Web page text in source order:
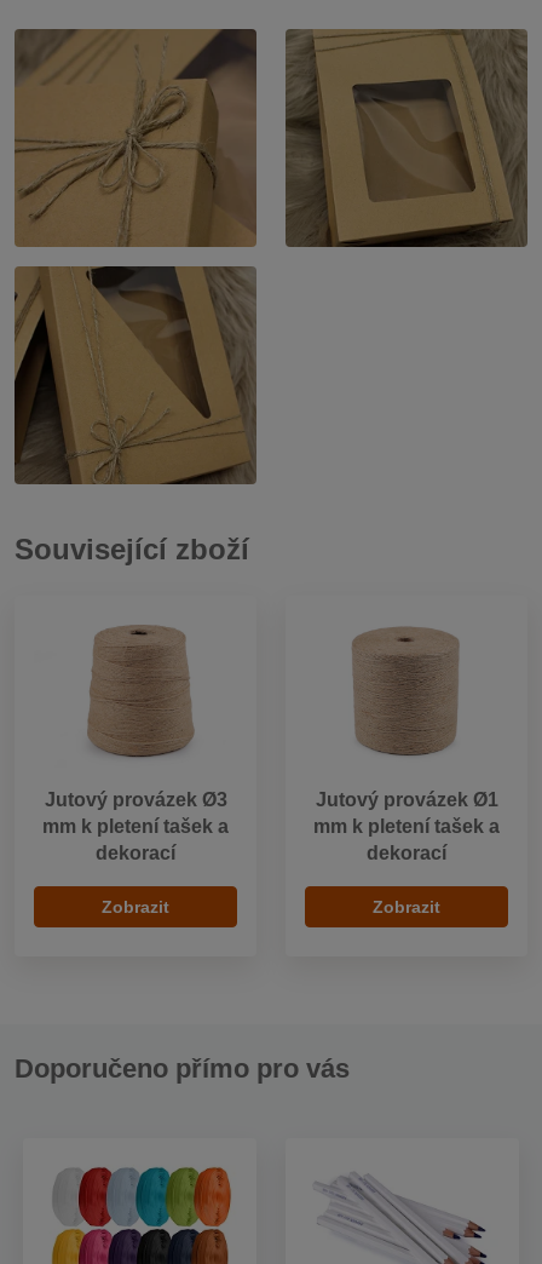
Související zboží
Jutový provázek Ø3
mm k pletení tašek a
dekorací
Zobrazit
Jutový provázek Ø1
mm k pletení tašek a
dekorací
Zobrazit
Doporučeno přímo pro vás